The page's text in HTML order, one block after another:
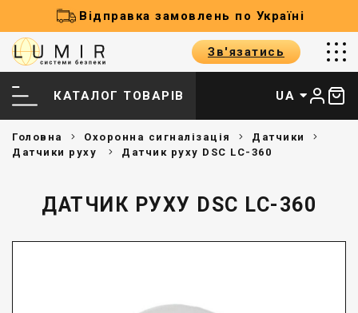
Відправка замовлень по Україні
Зв'язатись
КАТАЛОГ ТОВАРІВ UA
Головна Охоронна сигналізація
Датчики
Датчики руху
Датчик руху DSC LC-360
ДАТЧИК РУХУ DSC LC-360